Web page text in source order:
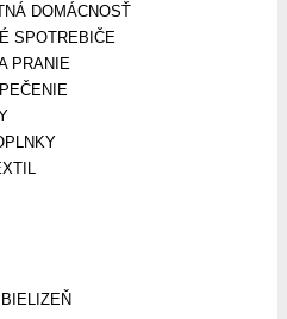
DOMÁCNOSŤ
SPOTREBIČE
PRANIE